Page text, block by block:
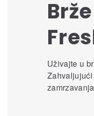
Uživajte u